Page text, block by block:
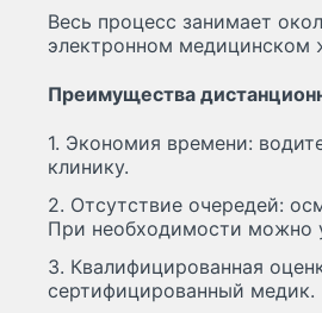
Весь процесс занимает
электронном медицинском
Преимущества
1. Экономия времени:
клинику.
2. Отсутствие очередей:
При необходимости можно
3. Квалифицированная
сертифицированный медик.